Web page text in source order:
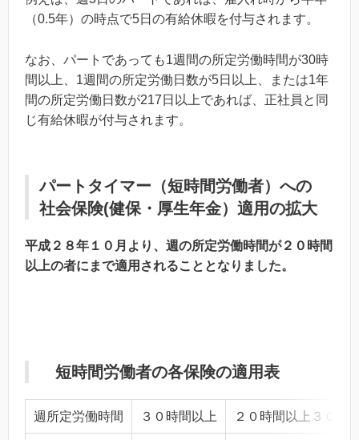
（0.5年）の時点で5日の有給休暇を付与されます。
なお、パートであっても1週間の所定労働時間が30時
間以上、1週間の所定労働日数が5日以上、または1年
間の所定労働日数が217日以上であれば、正社員と同
じ有給休暇が付与されます。
パートタイマー（短時間労働者）への
社会保険(健保・厚生年金）適用の拡大
平成２８年１０月より、週の所定労働時間が２０時間
以上の者にまで適用されることとなりました。
短時間労働者の各保険の適用表
週所定労働時間 ３０時間以上 ２０時間以上３０時